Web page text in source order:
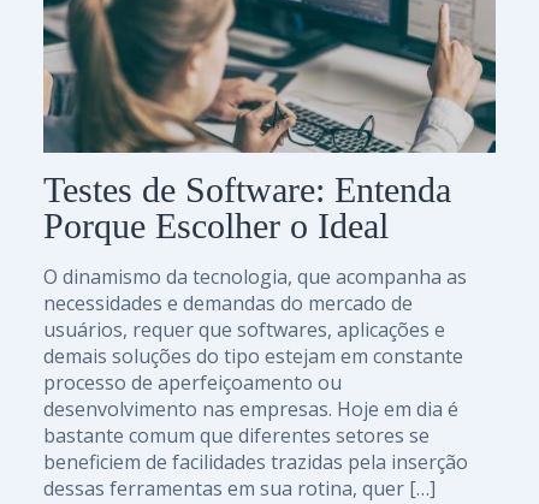
Testes de Software: Entenda
Porque Escolher o Ideal
O dinamismo da tecnologia, que acompanha as
necessidades e demandas do mercado de
usuários, requer que softwares, aplicações e
demais soluções do tipo estejam em constante
processo de aperfeiçoamento ou
desenvolvimento nas empresas. Hoje em dia é
bastante comum que diferentes setores se
beneficiem de facilidades trazidas pela inserção
dessas ferramentas em sua rotina, quer […]